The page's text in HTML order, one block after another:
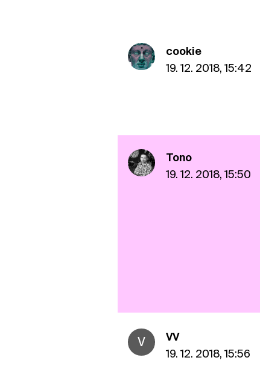
cookie
19. 12. 2018, 15:42
Tono
19. 12. 2018, 15:50
V
VV
19. 12. 2018, 15:56